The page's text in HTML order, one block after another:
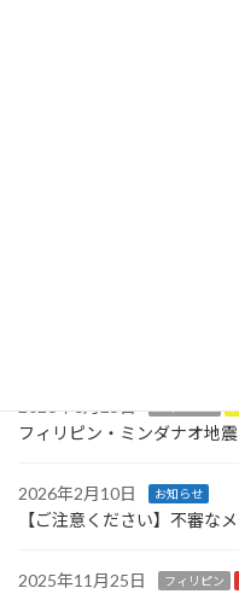
2026年6月25日
フィリピン・ミンダナオ地
2026年2月10日 お知らせ
【ご注意ください】不審な
2025年11月25日 フィリピン